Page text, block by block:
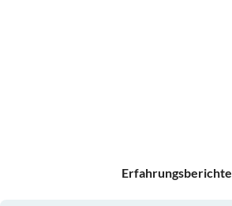
Erfahrungsberichte